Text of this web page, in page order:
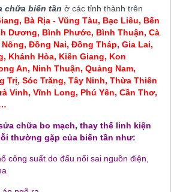
chữa biến tần ở các tỉnh thành trên
Bà Rịa - Vũng Tàu, Bạc Liêu, Bến
Dương, Bình Phước, Bình Thuận, Cà
Đồng Nai, Đồng Tháp, Gia Lai,
Khánh Hòa, Kiên Giang, Kon
An, Ninh Thuận, Quảng Nam,
Trị, Sóc Trăng, Tây Ninh, Thừa Thiên
Vinh, Vĩnh Long, Phú Yên, Cần Thơ,
chữa bo mạch, thay thế linh kiện
thường gặp của biến tần như:
công suất do đấu nối sai nguồn điện,